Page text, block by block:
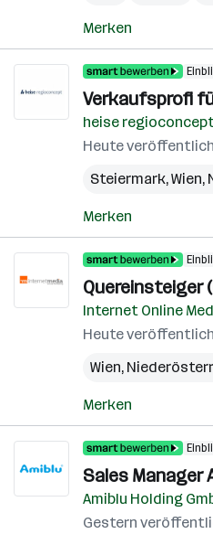
Merken
Verkaufsprofi
heise regioconcept
Heute
Steiermark,Wien,
Merken
Quereinsteiger
Internet Online
Heute
Wien,
Merken
Sales Manager
Amiblu Holding
Gestern